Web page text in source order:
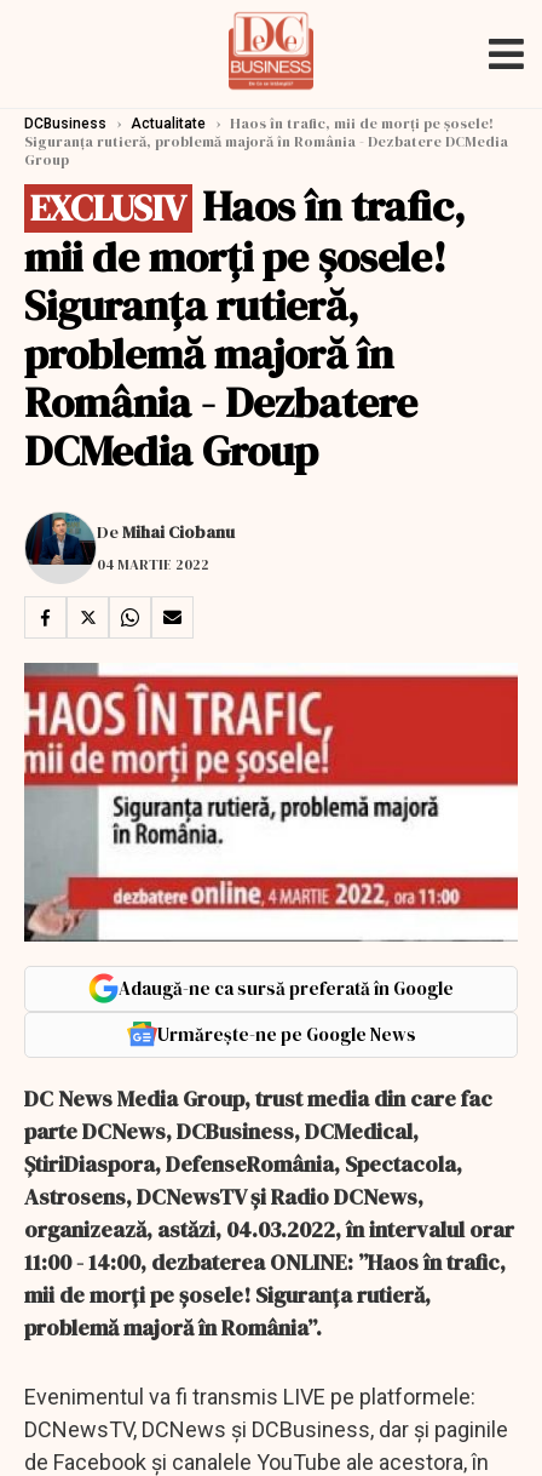
DCBusiness › Actualitate › Haos în trafic, mii de morți pe șosele!
Siguranța rutieră, problemă majoră în România - Dezbatere DCMedia
Group
EXCLUSIV Haos în trafic,
mii de morți pe șosele!
Siguranța rutieră,
problemă majoră în
România - Dezbatere
DCMedia Group
DeMihai Ciobanu
04 MARTIE 2022
Adaugă-ne ca sursă preferată în Google
Urmărește-ne pe Google News
DC News Media Group, trust media din care fac
parte DCNews, DCBusiness, DCMedical,
ȘtiriDiaspora, DefenseRomânia, Spectacola,
Astrosens, DCNewsTV și Radio DCNews,
organizează, astăzi, 04.03.2022, în intervalul orar
11:00 - 14:00, dezbaterea ONLINE: ”Haos în trafic,
mii de morți pe șosele! Siguranța rutieră,
problemă majoră în România”.
Evenimentul va fi transmis LIVE pe platformele:
DCNewsTV, DCNews și DCBusiness, dar și paginile
de Facebook și canalele YouTube ale acestora, în